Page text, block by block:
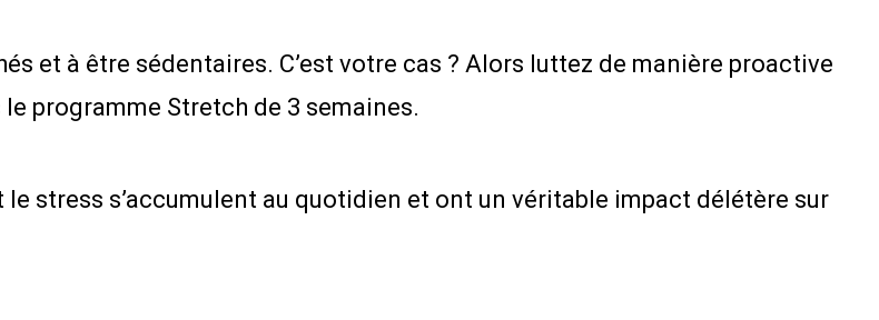
et à être sédentaires. C’est votre cas ? Alors luttez de manière proactive
programme Stretch de 3 semaines.
stress s’accumulent au quotidien et ont un véritable impact délétère sur